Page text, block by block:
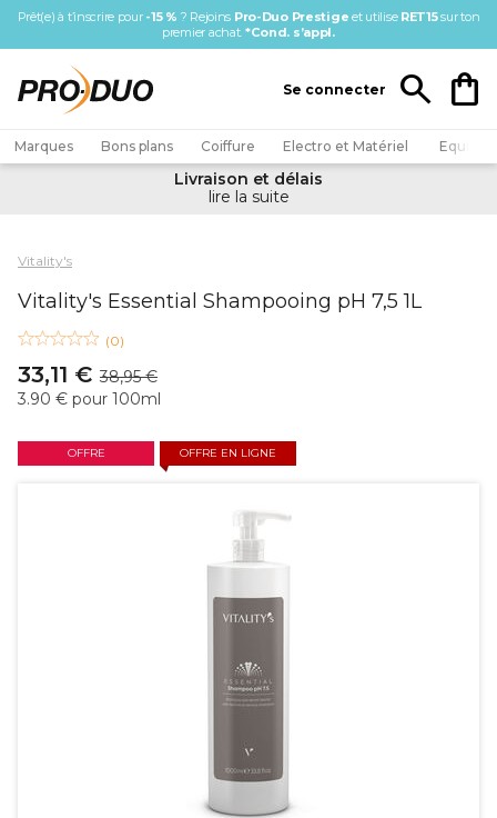
Prêt(e) à t’inscrire pour -15 % ? Rejoins Pro-Duo Prestige et utilise RET15sur ton
premier achat. *Cond. s’appl.
Se connecter
Marques Bons plans Coiffure Electro et Matériel
Livraison et délais
lire la suite
Vitality's
Vitality's Essential Shampooing pH 7,5 1L
(0)
33,11 € 38,95 €
3.90 € pour 100ml
OFFRE OFFRE EN LIGNE